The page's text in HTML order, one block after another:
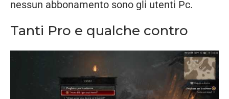
nessun abbonamento sono gli utenti Pc.
Tanti Pro e qualche contro